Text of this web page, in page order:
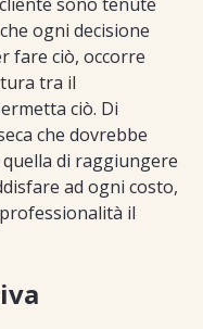
ogni decisione
fare ciò, occorre
tra il
ciò. Di
che dovrebbe
di raggiungere
ad ogni costo,
il